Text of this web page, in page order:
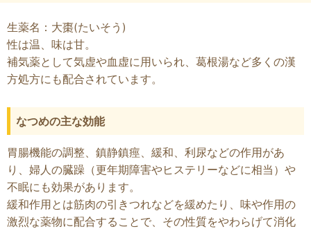
生薬名：大棗(たいそう)
性は温、味は甘。
補気薬として気虚や血虚に用いられ、葛根湯など多くの漢
方処方にも配合されています。
なつめの主な効能
胃腸機能の調整、鎮静鎮痙、緩和、利尿などの作用があ
り、婦人の臓躁（更年期障害やヒステリーなどに相当）や
不眠にも効果があります。
緩和作用とは筋肉の引きつれなどを緩めたり、味や作用の
激烈な薬物に配合することで、その性質をやわらげて消化